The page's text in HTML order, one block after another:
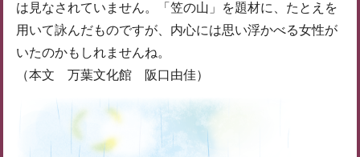
は見なされていません。「笠の山」を題材に、たとえを
用いて詠んだものですが、内心には思い浮かべる女性が
いたのかもしれませんね。
（本文 万葉文化館 阪口由佳）